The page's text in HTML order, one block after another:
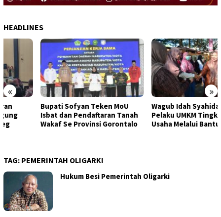
HEADLINES
« »
Bupati Sofyan Teken MoU
Isbat dan Pendaftaran Tanah
Wakaf Se Provinsi Gorontalo
Wagub Idah Syahidah Dorong
Pelaku UMKM Tingkatkan
Usaha Melalui Bantuan Modal
TAG: PEMERINTAH OLIGARKI
Hukum Besi Pemerintah Oligarki